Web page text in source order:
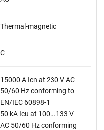
Thermal-magnetic
C
15000 A Icn at 230 V AC
50/60 Hz conforming to
EN/IEC 60898-1
50 kA Icu at 100...133 V
AC 50/60 Hz conforming